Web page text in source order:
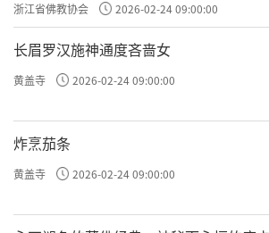
浙江省佛教协会 2026-02-24 09:00:00
长眉罗汉施神通度吝啬女
黄盖寺 2026-02-24 09:00:00
炸烹茄条
黄盖寺 2026-02-24 09:00:00